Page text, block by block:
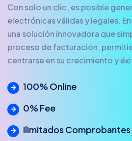
Con solo un clic, es posible
electrónicas válidas y legales.
una solución innovadora que
proceso de facturación,
centrarse en su crecimiento y
100% Online
0% Fee
Ilimitados Comprobantes